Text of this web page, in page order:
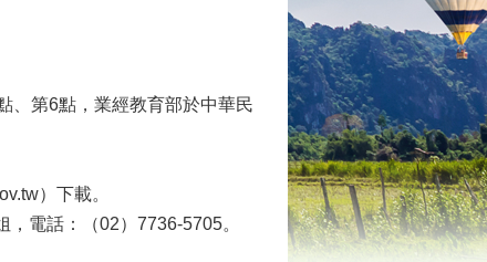
、第6點，業經教育部於中華民
）下載。
電話：（02）7736-5705。